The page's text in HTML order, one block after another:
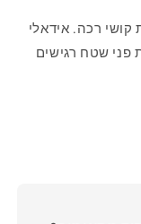
קושי רכה. אידאלי
פני שטח רגישים